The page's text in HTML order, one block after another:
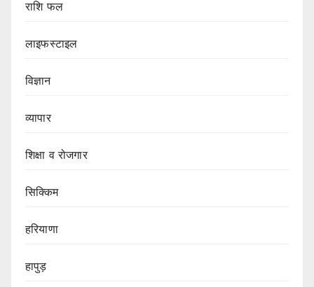
राशि फल
लाइफस्टाइल
विज्ञान
व्यापार
शिक्षा व रोजगार
सिक्किम
हरियाणा
हापुड़